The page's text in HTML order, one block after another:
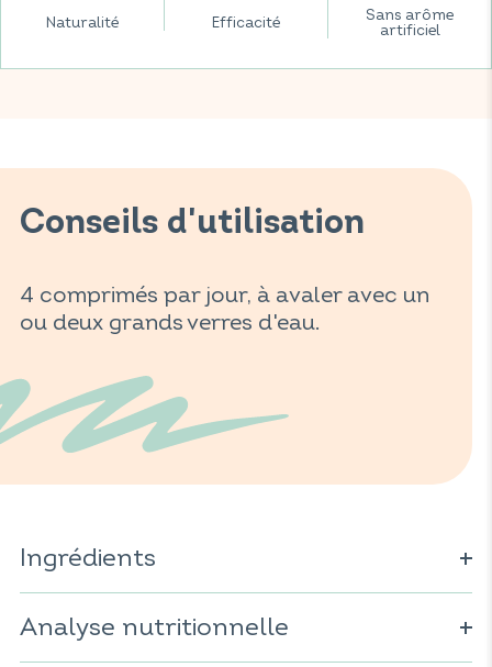
Naturalité Efficacité
Sans arôme
artificiel
Conseils d'utilisation
4 comprimés par jour, à avaler avec un
ou deux grands verres d'eau.
Ingrédients
* Ingrédient issu de l'agriculture biologique
Analyse nutritionnelle